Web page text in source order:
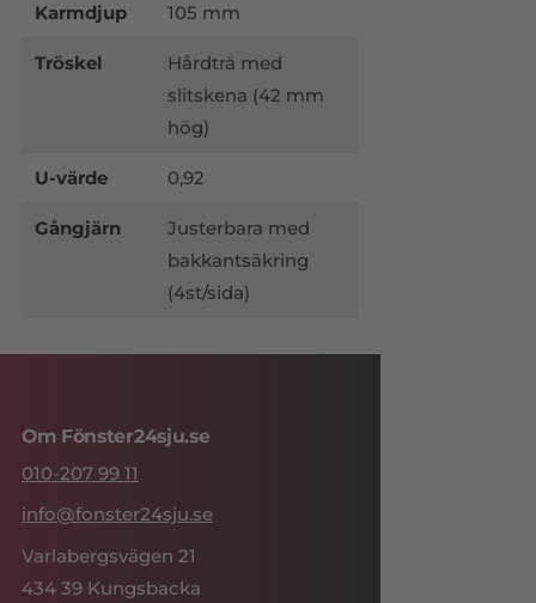
Karmdjup 105 mm
Tröskel
Hårdträ med
slitskena (42 mm
hög)
U-värde 0,92
Gångjärn
Justerbara med
bakkantsäkring
(4st/sida)
Om Fönster24sju.se
010-207 99 11
info@fonster24sju.se
Varlabergsvägen 21
434 39 Kungsbacka